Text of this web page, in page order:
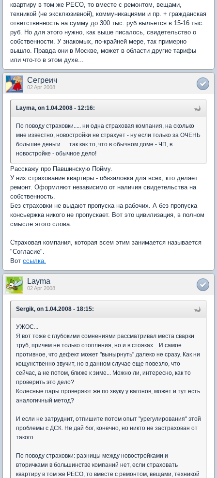
квартиру в том же РЕСО, то вместе с ремонтом, вещами,
техникой (не эксклюзивной), коммуникациями и пр. + гражданская
ответственность на сумму до 300 тыс. руб выльется в 15-16 тыс.
руб. Но для этого нужно, как выше писалось, свидетельство о
собственности. У знакомых, по-крайней мере, так примерно
вышло. Правда они в Москве, может в области другие тарифы
или что-то в этом духе...
Сегреич
02 Apr 2008
Layma, on 1.04.2008 - 12:16:
По поводу страховки..... ни одна страховая компания, на сколько
мне известно, новостройки не страхует - ну если только за ОЧЕНЬ
большие деньги..... так как то, что в обычном доме - ЧП, в
новостройке - обычное дело!
Расскажу про Павшинскую Пойму.
У них страхование квартиры - обязаловка для всех, кто делает
ремонт. Оформляют независимо от наличия свидетельства на
собственность.
Без страховки не выдают пропуска на рабочих. А без пропуска
консьержка никого не пропускает. Вот это цивилизация, в полном
смысле этого слова.
Страховая компания, которая всем этим занимается называется
"Согласие".
Вот ссылка.
Layma
02 Apr 2008
Sergik, on 1.04.2008 - 18:15:
УЖОС...
Я вот тоже с глубокими сомнениями рассматривал места сварки
труб, причем не только отопления, но и в стояках... И самое
противное, что дефект может "вынырнуть" далеко не сразу. Как ни
кощунственно звучит, но в данном случае еще повезло, что
сейчас, а не потом, ближе к зиме... Можно ли, интересно, как то
проверить это дело?
Колесные пары проверяют же по звуку у вагонов, может и тут есть
аналогичный метод?
И если не затруднит, отпишите потом опыт "урегулирования" этой
проблемы с ДСК. Не дай бог, конечно, но никто не застрахован от
такого.
По поводу страховки: разницы между новостройками и
вторичками в большинстве компаний нет, если страховать
квартиру в том же РЕСО, то вместе с ремонтом, вещами, техникой